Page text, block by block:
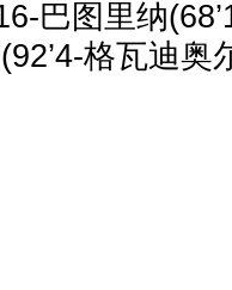
巴图里纳
格瓦迪奥